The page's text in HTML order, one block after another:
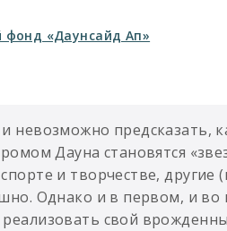
фонд «Даунсайд Ап»
невозможно предсказать,
Дауна становятся
и творчестве,
Однако и в первом, и
свой